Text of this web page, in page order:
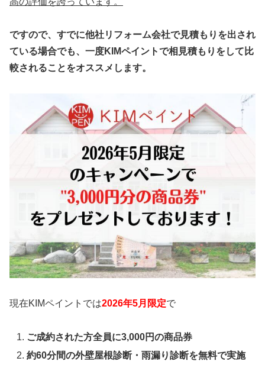
ですので、すでに他社リフォーム会社で見積もりを出され
ている場合でも、一度KIMペイントで相見積もりをして比
較されることをオススメします。
現在KIMペイントでは2026年5月限定で
ご成約された方全員に3,000円の商品券
約60分間の外壁屋根診断・雨漏り診断を無料で実施